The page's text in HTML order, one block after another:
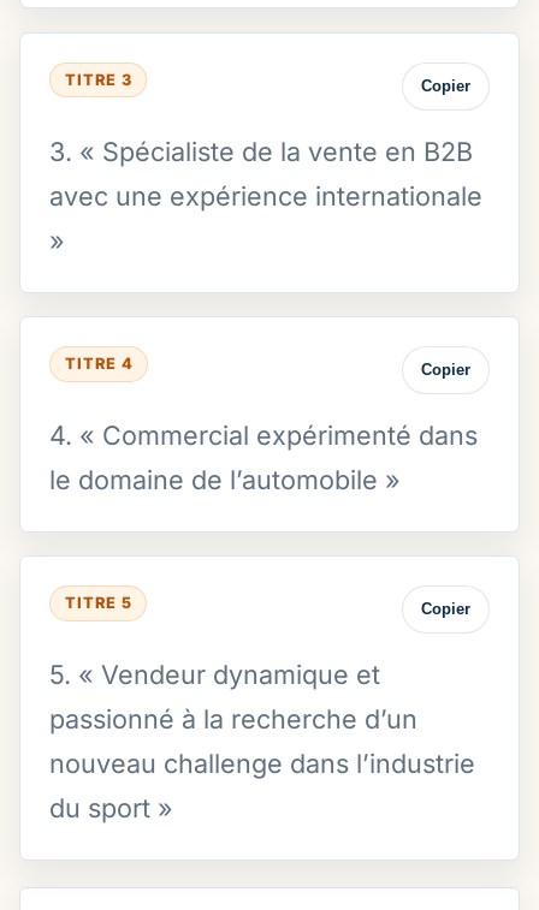
TITRE 3 Copier
3. « Spécialiste de la vente en B2B
avec une expérience internationale
»
TITRE 4 Copier
4. « Commercial expérimenté dans
le domaine de l’automobile »
TITRE 5 Copier
5. « Vendeur dynamique et
passionné à la recherche d’un
nouveau challenge dans l’industrie
du sport »